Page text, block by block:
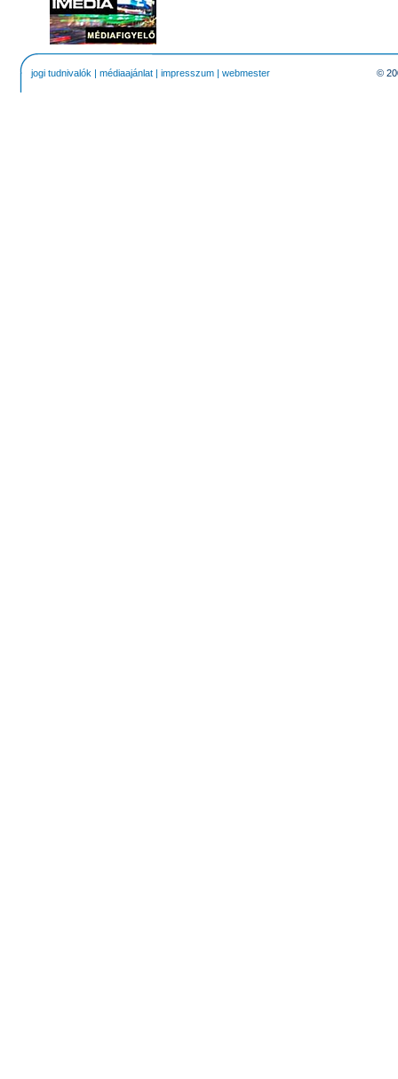
jogi tudnivalók | médiaajánlat | impresszum | webmester ©